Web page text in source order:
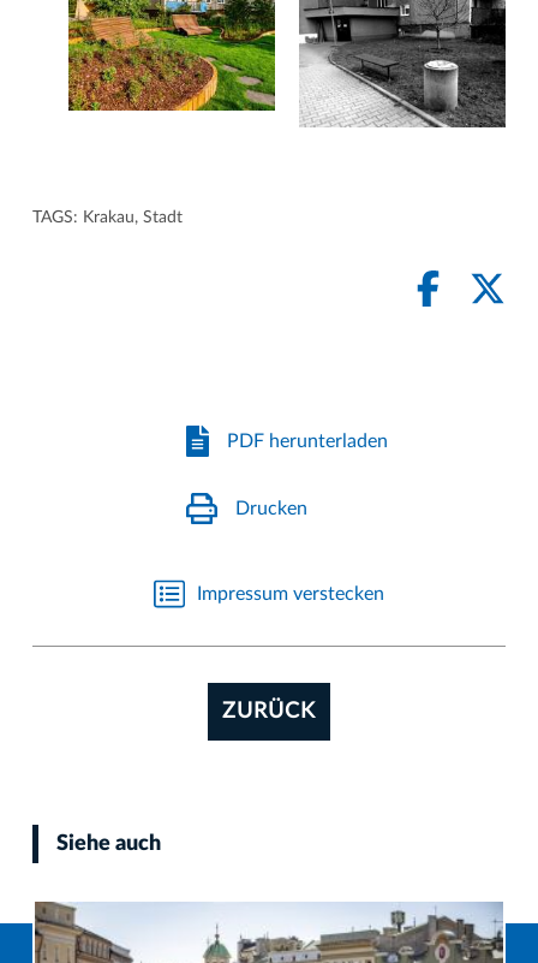
TAGS: Krakau, Stadt
PDF herunterladen
Drucken
Impressum verstecken
ZURÜCK
Siehe auch